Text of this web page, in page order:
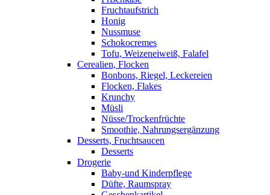
Fruchtaufstrich
Honig
Nussmuse
Schokocremes
Tofu, Weizeneiweiß, Falafel
Cerealien, Flocken
Bonbons, Riegel, Leckereien
Flocken, Flakes
Krunchy
Müsli
Nüsse/Trockenfrüchte
Smoothie, Nahrungsergänzung
Desserts, Fruchtsaucen
Desserts
Drogerie
Baby-und Kinderpflege
Düfte, Raumspray